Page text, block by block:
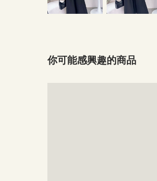
你可能感興趣的商品